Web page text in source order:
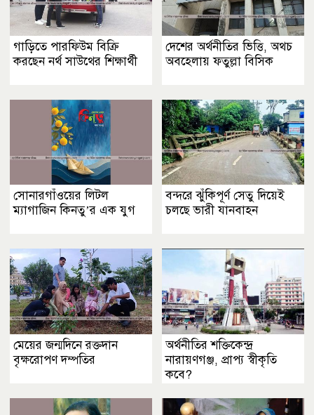
গাড়িতে পারফিউম বিক্রি
করছেন নর্থ সাউথের শিক্ষার্থী
দেশের অর্থনীতির ভিত্তি, অথচ
অবহেলায় ফতুল্লা বিসিক
সোনারগাঁওয়ের লিটল
ম্যাগাজিন কিনতু’র এক যুগ
বন্দরে ঝুঁকিপূর্ণ সেতু দিয়েই
চলছে ভারী যানবাহন
মেয়ের জন্মদিনে রক্তদান
বৃক্ষরোপণ দম্পতির
অর্থনীতির শক্তিকেন্দ্র
নারায়ণগঞ্জ, প্রাপ্য স্বীকৃতি
কবে?